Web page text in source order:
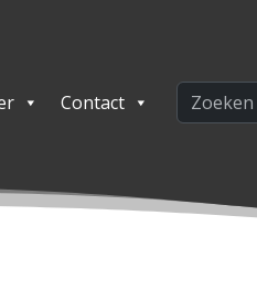
Contact